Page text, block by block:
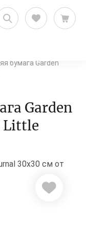
бумага Garden
Garden
Little